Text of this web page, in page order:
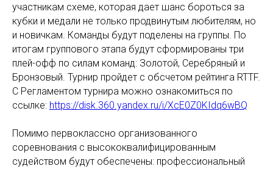
участникам схеме, которая дает шанс бороться за
кубки и медали не только продвинутым любителям, но
и новичкам. Команды будут поделены на группы. По
итогам группового этапа будут сформированы три
плей-офф по силам команд: Золотой, Серебряный и
Бронзовый. Турнир пройдет с обсчетом рейтинга RTTF.
С Регламентом турнира можно ознакомиться по
ссылке: https://disk.360.yandex.ru/i/XcE0Z0KIdq6wBQ
Помимо первоклассно организованного
соревнования с высококвалифицированным
судейством будут обеспечены: профессиональный